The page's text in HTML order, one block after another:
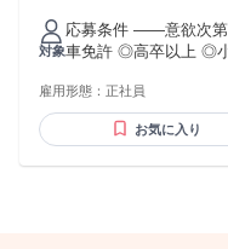
（残業時間 月2h程度）
プコース】早期キャリ
～317,600円 （15ｈ
ｈ） ※赴任住宅手当3
344,300円 （29ｈ分
※赴任住宅手当3万円
【経験者B】小売業で
対象
応募条件 ――意欲次第で未
車免許 ◎高卒以上 ◎
後、資格取得を目指
同業界からの転職者
ています。もちろん
雇用形態： 正社員
お気に入り